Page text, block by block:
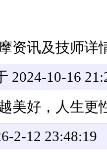
资讯及技师详
2024-10-16
美好，人生更
2-12 23:48:19